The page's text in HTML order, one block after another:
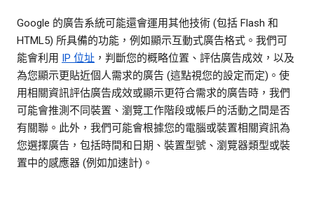
Google 的廣告系統可能還會運用其他技術 (包括 Flash 和
HTML5) 所具備的功能，例如顯示互動式廣告格式。我們可
能會利用 IP 位址 ，判斷您的概略位置、評估廣告成效，以及
為您顯示更貼近個人需求的廣告 (這點視您的設定而定)。使
用相關資訊評估廣告成效或顯示更符合需求的廣告時，我們
可能會推測不同裝置、瀏覽工作階段或帳戶的活動之間是否
有關聯。此外，我們可能會根據您的電腦或裝置相關資訊為
您選擇廣告，包括時間和日期、裝置型號、瀏覽器類型或裝
置中的感應器 (例如加速計)。